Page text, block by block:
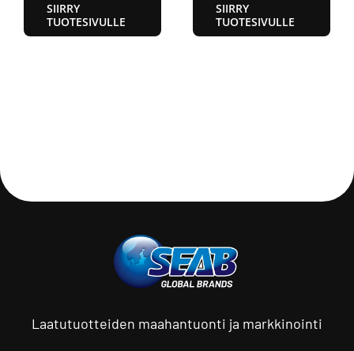
SIIRRY
TUOTESIVULLE
SIIRRY
TUOTESIVULLE
Laatutuotteiden maahantuonti ja markkinointi